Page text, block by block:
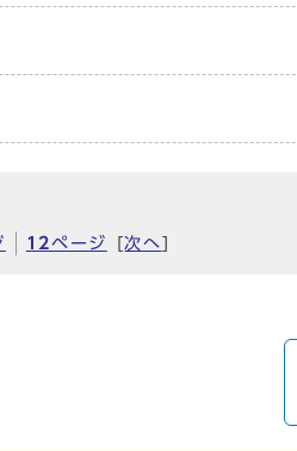
12ページ [次へ]